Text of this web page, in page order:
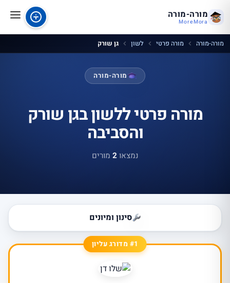
מורה-מורה
MoreMora
מורה-מורה מורה פרטי לשון גן שורק
מורה-מורה
מורה פרטי ללשון בגן שורק
והסביבה
נמצאו2 מורים
סינון ומיונים
#1 מדורג עליון